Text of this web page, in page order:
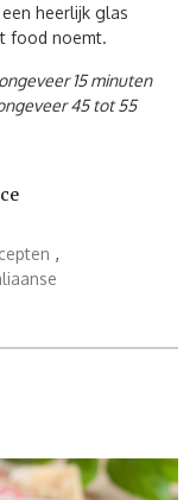
heerlijk glas
food noemt.
15 minuten
45 tot 55
,